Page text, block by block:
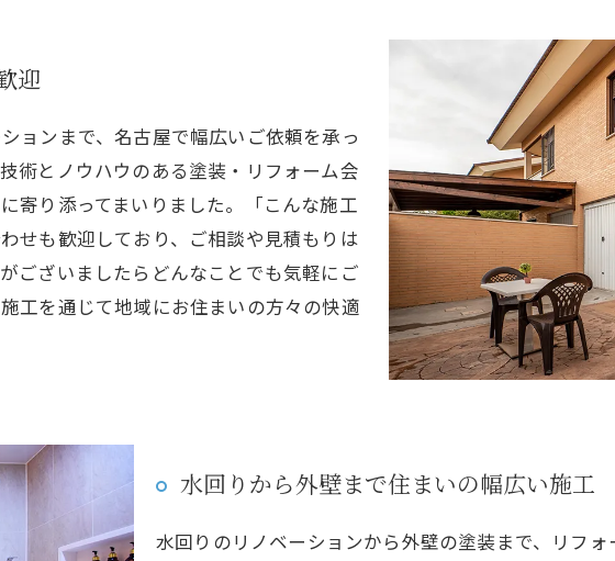
迎
ョンまで、名古屋で幅広いご依頼を承っ
術とノウハウのある塗装・リフォーム会
寄り添ってまいりました。「こんな施工
せも歓迎しており、ご相談や見積もりは
ございましたらどんなことでも気軽にご
工を通じて地域にお住まいの方々の快適
水回りから外壁まで住まいの幅広い施工
水回りのリノベーションから外壁の塗装まで、リフ